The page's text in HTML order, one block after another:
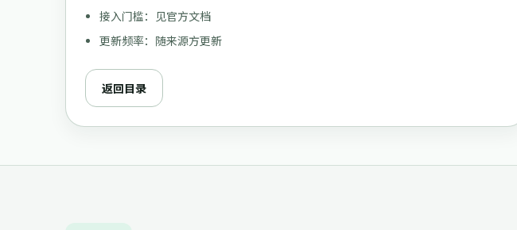
接入门槛：见官方文档
更新频率：随来源方更新
返回目录